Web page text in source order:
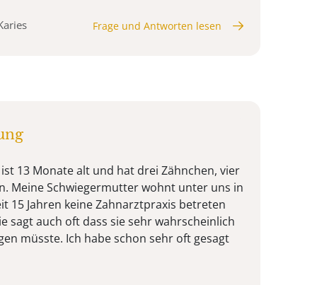
Frage und Antworten lesen
13 Monate alt und hat drei Zähnchen, vier
Meine Schwiegermutter wohnt unter uns in
15 Jahren keine Zahnarztpraxis betreten
sagt auch oft dass sie sehr wahrscheinlich
müsste. Ich habe schon sehr oft gesagt